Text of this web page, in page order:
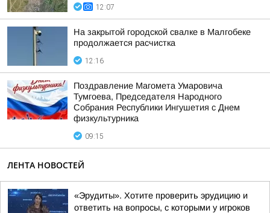
12:07
На закрытой городской свалке в Малгобеке
продолжается расчистка
12:16
Поздравление Магомета Умаровича
Тумгоева, Председателя Народного
Собрания Республики Ингушетия с Днем
физкультурника
09:15
ЛЕНТА НОВОСТЕЙ
«Эрудиты». Хотите проверить эрудицию и
ответить на вопросы, с которыми у игроков